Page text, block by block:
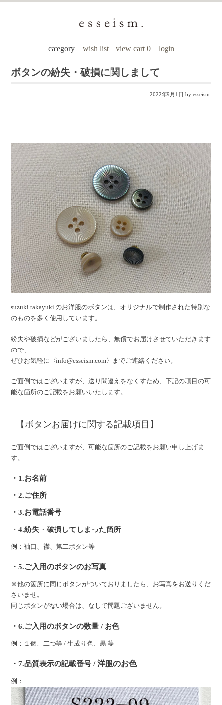
category wish list view cart 0 login
ボタンの紛失・破損に関しまして
2022年9月1日 by esseism
suzuki takayuki のお洋服のボタンは、オリジナルで制作された特別な
のものを多く使用しています。
紛失や破損などがございましたら、無償でお届けさせていただきます
ので、
ぜひお気軽に〈info@esseism.com〉までご連絡ください。
ご面倒ではございますが、送り間違えをなくすため、下記の項目の可
能な箇所のご記載をお願いいたします。
【ボタンお届けに関する記載項目】
ご面倒ではございますが、可能な箇所のご記載をお願い申し上げま
す。
・1.お名前
・2.ご住所
・3.お電話番号
・4.紛失・破損してしまった箇所
例：袖口、襟、第二ボタン等
・5.ご入用のボタンのお写真
※他の箇所に同じボタンがついておりましたら、お写真をお送りくだ
さいませ。
同じボタンがない場合は、なしで問題ございません。
・6.ご入用のボタンの数量 / お色
例：１個、二つ等 / 生成り色、黒 等
・7.品質表示の記載番号/ 洋服のお色
例：